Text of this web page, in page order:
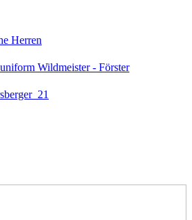
Herren
Wildmeister - Förster